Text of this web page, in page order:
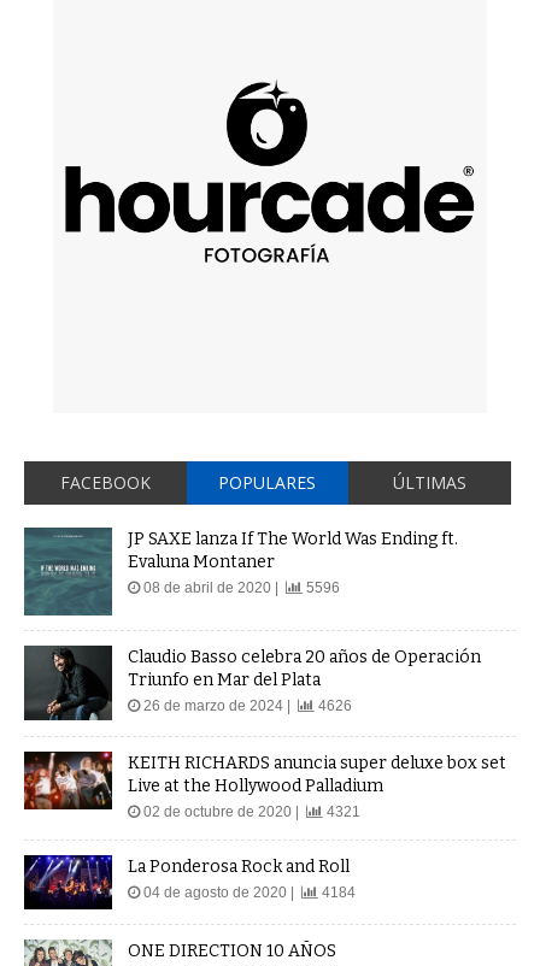
FACEBOOK POPULARES ÚLTIMAS
JP SAXE lanza If The World Was Ending ft.
Evaluna Montaner
08 de abril de 2020 | 5596
Claudio Basso celebra 20 años de Operación
Triunfo en Mar del Plata
26 de marzo de 2024 | 4626
KEITH RICHARDS anuncia super deluxe box set
Live at the Hollywood Palladium
02 de octubre de 2020 | 4321
La Ponderosa Rock and Roll
04 de agosto de 2020 | 4184
ONE DIRECTION 10 AÑOS